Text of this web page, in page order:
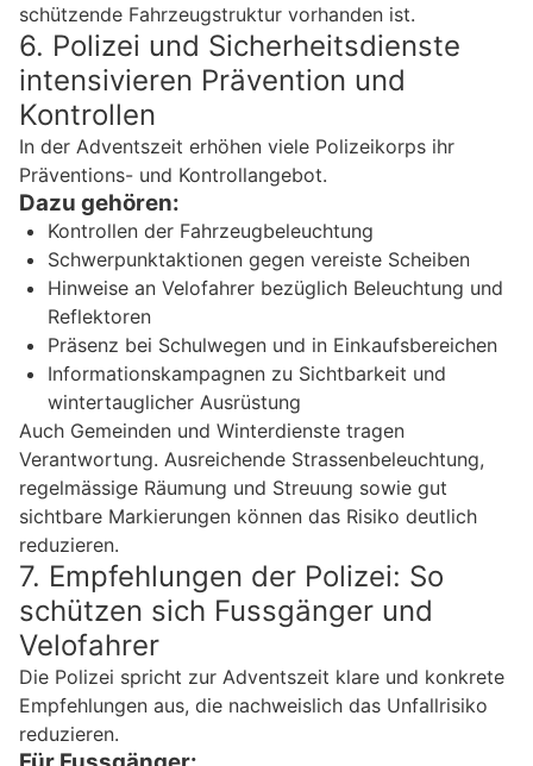
schützende Fahrzeugstruktur vorhanden ist.
6. Polizei und Sicherheitsdienste
intensivieren Prävention und
Kontrollen
In der Adventszeit erhöhen viele Polizeikorps ihr
Präventions- und Kontrollangebot.
Dazu gehören:
Kontrollen der Fahrzeugbeleuchtung
Schwerpunktaktionen gegen vereiste Scheiben
Hinweise an Velofahrer bezüglich Beleuchtung und
Reflektoren
Präsenz bei Schulwegen und in Einkaufsbereichen
Informationskampagnen zu Sichtbarkeit und
wintertauglicher Ausrüstung
Auch Gemeinden und Winterdienste tragen
Verantwortung. Ausreichende Strassenbeleuchtung,
regelmässige Räumung und Streuung sowie gut
sichtbare Markierungen können das Risiko deutlich
reduzieren.
7. Empfehlungen der Polizei: So
schützen sich Fussgänger und
Velofahrer
Die Polizei spricht zur Adventszeit klare und konkrete
Empfehlungen aus, die nachweislich das Unfallrisiko
reduzieren.